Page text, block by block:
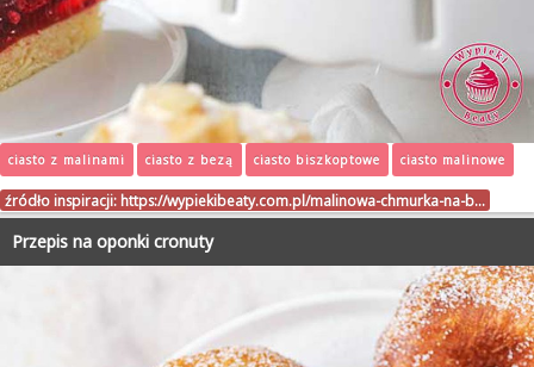
ciasto z malinami ciasto z bezą ciasto biszkoptowe ciasto malinowe
źródło inspiracji: https://wypiekibeaty.com.pl/malinowa-chmurka-na-b…
Przepis na oponki cronuty